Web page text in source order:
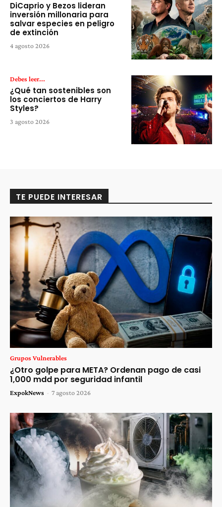
DiCaprio y Bezos lideran
inversión millonaria para
salvar especies en peligro
de extinción
4 agosto 2026
Debes leer...
¿Qué tan sostenibles son
los conciertos de Harry
Styles?
3 agosto 2026
TE PUEDE INTERESAR
Grupos Vulnerables
¿Otro golpe para META? Ordenan pago de casi
1,000 mdd por seguridad infantil
ExpokNews - 7 agosto 2026